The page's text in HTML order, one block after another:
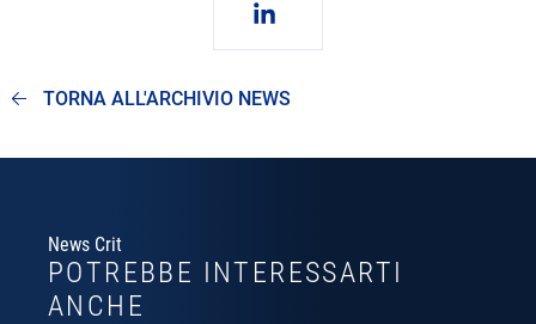
TORNA ALL'ARCHIVIO NEWS
News Crit
POTREBBE INTERESSARTI
ANCHE